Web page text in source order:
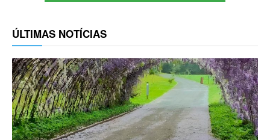
ÚLTIMAS NOTÍCIAS